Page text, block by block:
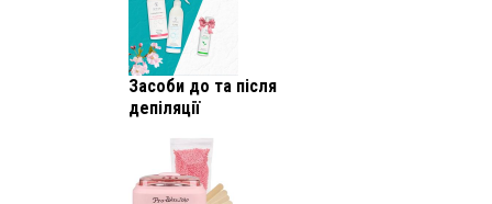
Засоби до та після
депіляції